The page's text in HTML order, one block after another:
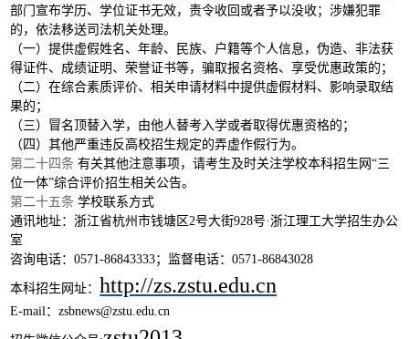
部门宣布学历、学位证书无效，责令收回或者予以没收；涉嫌犯罪
的，依法移送司法机关处理。
（一）提供虚假姓名、年龄、民族、户籍等个人信息，伪造、非法获
得证件、成绩证明、荣誉证书等，骗取报名资格、享受优惠政策的；
（二）在综合素质评价、相关申请材料中提供虚假材料、影响录取结
果的；
（三）冒名顶替入学，由他人替考入学或者取得优惠资格的；
（四）其他严重违反高校招生规定的弄虚作假行为。
第二十四条 有关其他注意事项，请考生及时关注学校本科招生网“三
位一体”综合评价招生相关公告。
第二十五条 学校联系方式
通讯地址：浙江省杭州市钱塘区2号大街928号·浙江理工大学招生办公
室
咨询电话：0571-86843333；监督电话：0571-86843028
本科招生网址：http://zs.zstu.edu.cn
E-mail：zsbnews@zstu.edu.cn